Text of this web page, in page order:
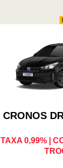
CRONOS
TAXA 0,99% |